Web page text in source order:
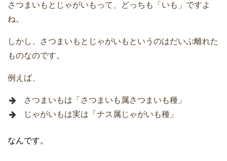
さつまいもとじゃがいもって、どっちも「いも」ですよ
ね。
しかし、さつまいもとじゃがいもというのはだいぶ離れた
ものなのです。
例えば、
さつまいもは「さつまいも属さつまいも種」
じゃがいもは実は「ナス属じゃがいも種」
なんです。